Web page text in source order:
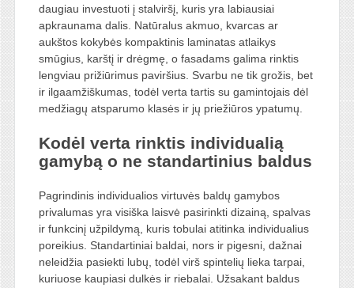
daugiau investuoti į stalviršį, kuris yra labiausiai
apkraunama dalis. Natūralus akmuo, kvarcas ar
aukštos kokybės kompaktinis laminatas atlaikys
smūgius, karštį ir drėgmę, o fasadams galima rinktis
lengviau prižiūrimus paviršius. Svarbu ne tik grožis, bet
ir ilgaamžiškumas, todėl verta tartis su gamintojais dėl
medžiagų atsparumo klasės ir jų priežiūros ypatumų.
Kodėl verta rinktis individualią
gamybą o ne standartinius baldus
Pagrindinis individualios virtuvės baldų gamybos
privalumas yra visiška laisvė pasirinkti dizainą, spalvas
ir funkcinį užpildymą, kuris tobulai atitinka individualius
poreikius. Standartiniai baldai, nors ir pigesni, dažnai
neleidžia pasiekti lubų, todėl virš spintelių lieka tarpai,
kuriuose kaupiasi dulkės ir riebalai. Užsakant baldus